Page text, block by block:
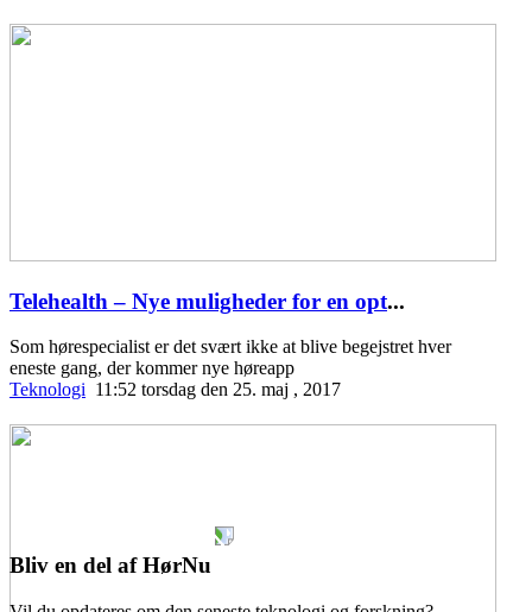
Telehealth – Nye muligheder for en opt...
Som hørespecialist er det svært ikke at blive begejstret hver
eneste gang, der kommer nye høreapp
Teknologi 11:52 torsdag den 25. maj , 2017
Bliv en del af HørNu